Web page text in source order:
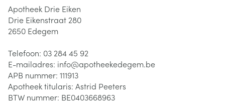
Apotheek Drie Eiken
Drie Eikenstraat 280
2650 Edegem
Telefoon: 03 284 45 92
E-mailadres: info@apotheekedegem.be
APB nummer: 111913
Apotheek titularis: Astrid Peeters
BTW nummer: BE0403668963